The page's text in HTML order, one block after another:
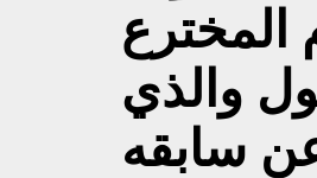
المخترع
والذي
سابقه